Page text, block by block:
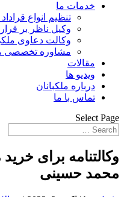
خدمات ما
تنظیم انواع
وکیل ناظر بر
وکالت دعاوی
مشاوره تخصصی
مقالات
ویدیو ها
درباره ملکبانان
تماس با ما
Select Page
وکالتنامه برای
محمد حسینی